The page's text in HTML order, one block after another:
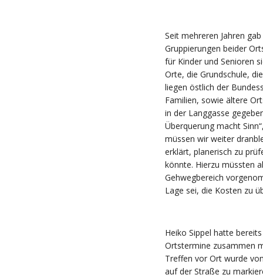
Seit mehreren Jahren
Gruppierungen beider
für Kinder und Senioren
Orte, die Grundschule,
liegen östlich der
Familien, sowie ältere
in der Langgasse
Überquerung macht
müssen wir weiter
erklärt, planerisch zu
könnte. Hierzu müssten
Gehwegbereich
Lage sei, die Kosten zu
Heiko Sippel hatte
Ortstermine zusammen
Treffen vor Ort wurde
auf der Straße zu